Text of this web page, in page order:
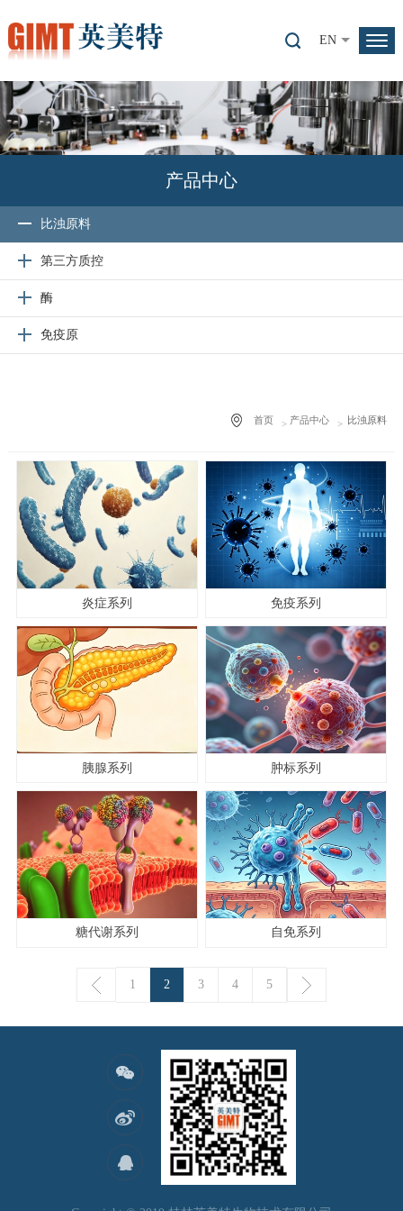
EN
产品中心
比浊原料
第三方质控
酶
免疫原
首页 产品中心 比浊原料
炎症系列 免疫系列
胰腺系列 肿标系列
糖代谢系列 自免系列
1 2 3 4 5